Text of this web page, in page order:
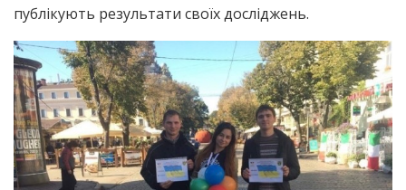
публікують результати своїх досліджень.